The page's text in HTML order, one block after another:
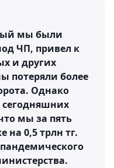
мы были
ЧП, привел к
и других
потеряли более
Однако
мы за пять
на 0,5 трлн тг.